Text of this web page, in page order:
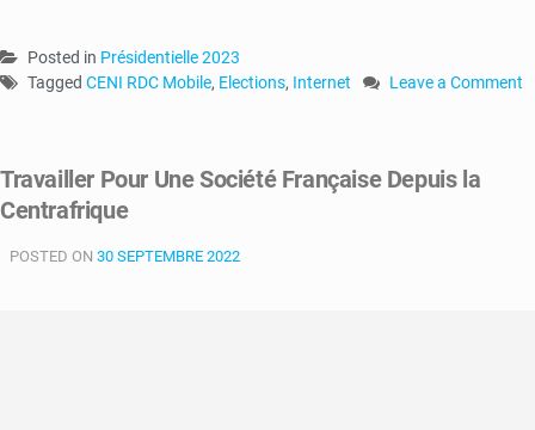
Posted in Présidentielle 2023
Tagged CENI RDC Mobile, Elections, Internet
Leave a Comment
2023
Travailler Pour Une Société Française Depuis la
Centrafrique
POSTED ON 30 SEPTEMBRE 2022